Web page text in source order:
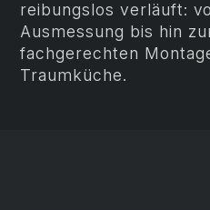
reibungslos verläuft:
Ausmessung bis hin
fachgerechten
Traumküche.